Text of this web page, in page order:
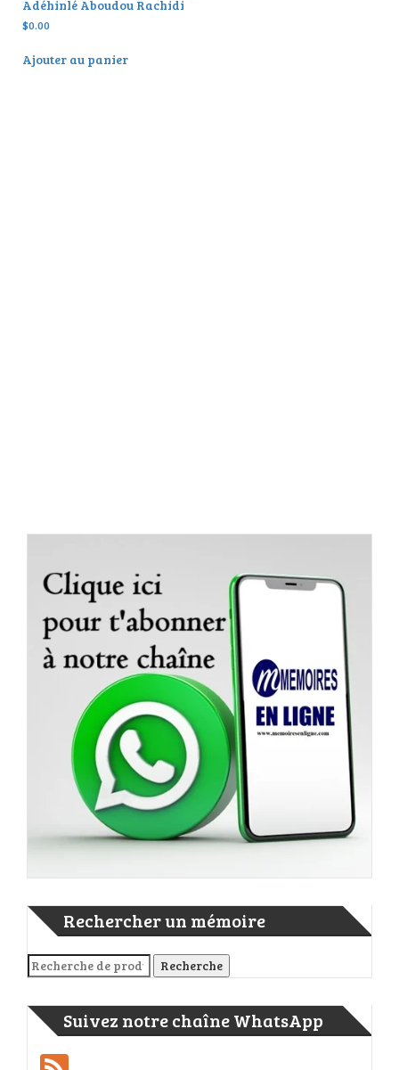
Adéhinlé Aboudou Rachidi
$0.00
Ajouter au panier
Rechercher un mémoire
Recherche pour : Recherche
Suivez notre chaîne WhatsApp